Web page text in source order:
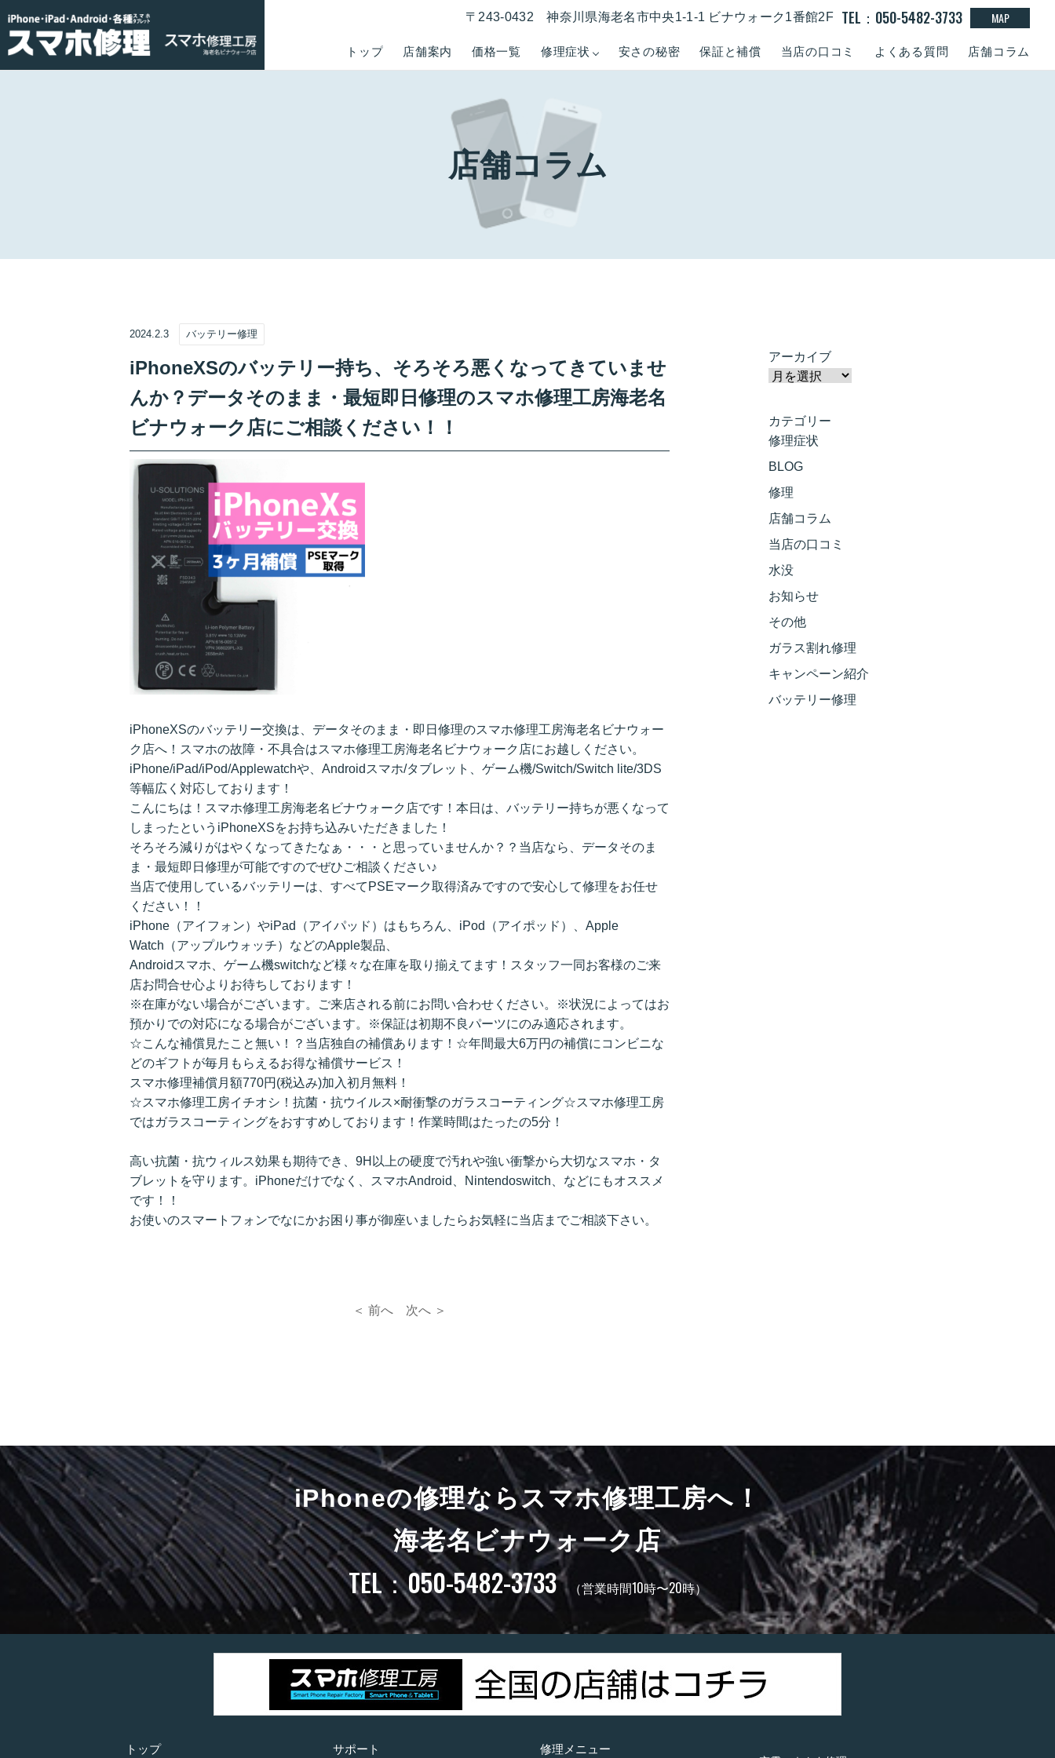
トップ 店舗案内 価格一覧 修理症状 安さの秘密 保証と補償 当店の口コミ よくある質問 店舗コラム
〒243-0432 神奈川県海老名市中央1-1-1 ビナウォーク1番館2F TEL：050-5482-3733 MAP
店舗コラム
2024.2.3 バッテリー修理
iPhoneXSのバッテリー持ち、そろそろ悪くなってきていませ
んか？データそのまま・最短即日修理のスマホ修理工房海老名
ビナウォーク店にご相談ください！！
iPhoneXSのバッテリー交換は、データそのまま・即日修理のスマホ修理工房海老名ビナウォー
ク店へ！スマホの故障・不具合はスマホ修理工房海老名ビナウォーク店にお越しください。
iPhone/iPad/iPod/Applewatchや、Androidスマホ/タブレット、ゲーム機/Switch/Switch lite/3DS
等幅広く対応しております！
こんにちは！スマホ修理工房海老名ビナウォーク店です！本日は、バッテリー持ちが悪くなって
しまったというiPhoneXSをお持ち込みいただきました！
そろそろ減りがはやくなってきたなぁ・・・と思っていませんか？？当店なら、データそのま
ま・最短即日修理が可能ですのでぜひご相談ください♪
当店で使用しているバッテリーは、すべてPSEマーク取得済みですので安心して修理をお任せ
ください！！
iPhone（アイフォン）やiPad（アイパッド）はもちろん、iPod（アイポッド）、Apple
Watch（アップルウォッチ）などのApple製品、
Androidスマホ、ゲーム機switchなど様々な在庫を取り揃えてます！スタッフ一同お客様のご来
店お問合せ心よりお待ちしております！
※在庫がない場合がございます。ご来店される前にお問い合わせください。※状況によってはお
預かりでの対応になる場合がございます。※保証は初期不良パーツにのみ適応されます。
☆こんな補償見たこと無い！？当店独自の補償あります！☆年間最大6万円の補償にコンビニな
どのギフトが毎月もらえるお得な補償サービス！
スマホ修理補償月額770円(税込み)加入初月無料！
☆スマホ修理工房イチオシ！抗菌・抗ウイルス×耐衝撃のガラスコーティング☆スマホ修理工房
ではガラスコーティングをおすすめしております！作業時間はたったの5分！
高い抗菌・抗ウィルス効果も期待でき、9H以上の硬度で汚れや強い衝撃から大切なスマホ・タ
ブレットを守ります。iPhoneだけでなく、スマホAndroid、Nintendoswitch、などにもオススメ
です！！
お使いのスマートフォンでなにかお困り事が御座いましたらお気軽に当店までご相談下さい。
＜ 前へ 次へ ＞
アーカイブ
カテゴリー
修理症状
BLOG
修理
店舗コラム
当店の口コミ
水没
お知らせ
その他
ガラス割れ修理
キャンペーン紹介
バッテリー修理
iPhoneの修理ならスマホ修理工房へ！
海老名ビナウォーク店
TEL：050-5482-3733 （営業時間10時〜20時）
トップ サポート 修理メニュー